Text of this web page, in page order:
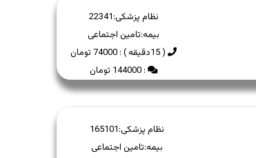
نظام پزشکی:22341
بیمه:تامین اجتماعی
( 15دقیقه ) : 74000 تومان
: 144000 تومان
نظام پزشکی:165101
بیمه:تامین اجتماعی